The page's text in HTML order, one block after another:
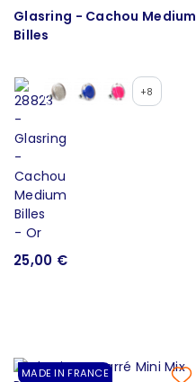
Glasring - Cachou Medium
Billes
+8
25,00 €
MADE IN FRANCE